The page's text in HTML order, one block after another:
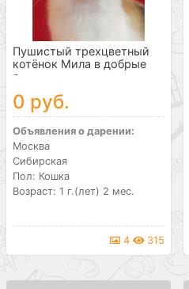
Пушистый трехцветный
котёнок Мила в добрые
р...
0 руб.
Объявления о дарении:
Москва
Сибирская
Пол: Кошка
Возраст: 1 г.(лет) 2 мес.
4 315